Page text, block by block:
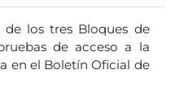
de los tres Bloques de
de acceso a la
en el Boletín Oficial de